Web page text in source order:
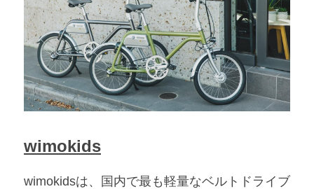
wimokids
wimokidsは、国内で最も軽量なベルトドライブ